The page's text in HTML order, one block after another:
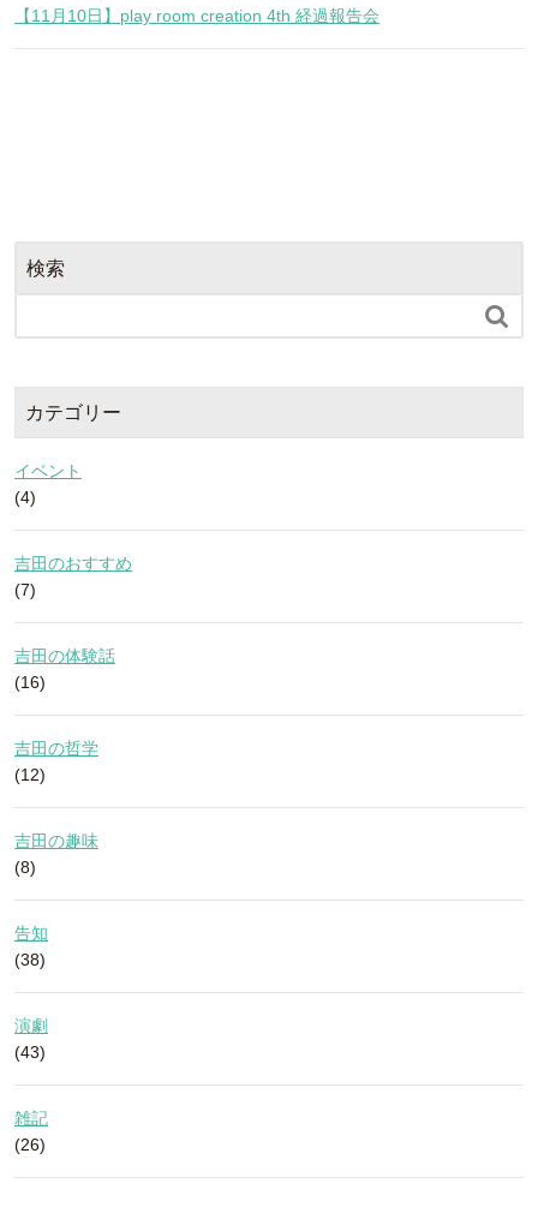
【11月10日】play room creation 4th 経過報告会
検索

カテゴリー
イベント
(4)
吉田のおすすめ
(7)
吉田の体験話
(16)
吉田の哲学
(12)
吉田の趣味
(8)
告知
(38)
演劇
(43)
雑記
(26)